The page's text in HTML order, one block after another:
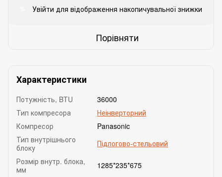
Увійти для відображення накопичувальної знижки
Порівняти
Характеристики
Потужність, BTU
36000
Тип компресора
Неінверторний
Компресор
Panasonic
Тип внутрішнього
блоку
Підлогово-стельовий
Розмір внутр. блока,
мм
1285*235*675